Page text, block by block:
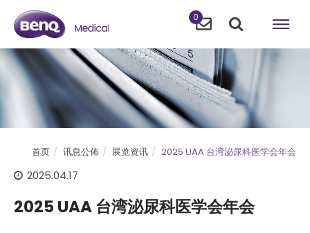
0
首页 讯息公佈 展览资讯 2025 UAA 台湾泌尿科医学会年会
2025.04.17
2025 UAA 台湾泌尿科医学会年会